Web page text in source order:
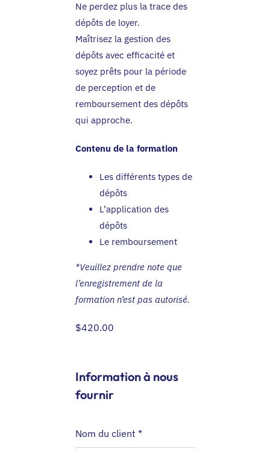
Ne perdez plus la trace des
dépôts de loyer.
Maîtrisez la gestion des
dépôts avec efficacité et
soyez prêts pour la période
de perception et de
remboursement des dépôts
qui approche.
Contenu de la formation
Les différents types de
dépôts
L’application des
dépôts
Le remboursement
*Veuillez prendre note que
l’enregistrement de la
formation n’est pas autorisé.
$420.00
Information à nous
fournir
Nom du client *